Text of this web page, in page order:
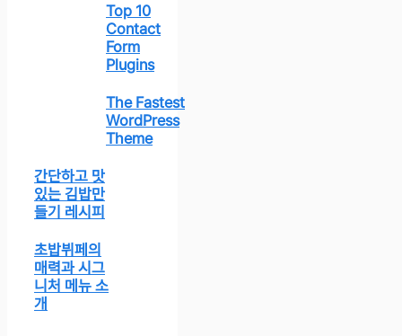
Top 10
Contact
Form
Plugins
The Fastest
WordPress
Theme
간단하고 맛
있는 김밥만
들기 레시피
초밥뷔페의
매력과 시그
니처 메뉴 소
개